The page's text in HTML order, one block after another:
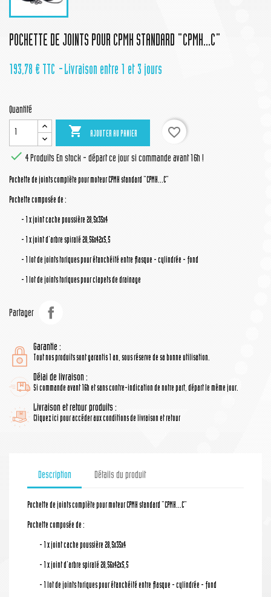
POCHETTE DE JOINTS POUR CPMH STANDARD "CPMH...C"
193,78 € TTC Livraison entre 1 et 3 jours
Quantité
 AJOUTER AU PANIER
favorite_border
 4 Produits En stock - départ ce jour si commande avant 16h !
Pochette de joints complète pour moteur CPMH standard "CPMH...C"
Pochette composée de :
- 1 x joint cache poussière 28,5x35x4
- 1 x joint d'arbre spiralé 28,56x42x5,5
- 1 lot de joints toriques pour étanchéité entre flasque - cylindrée - fond
- 1 lot de joints toriques pour clapets de drainage
Partager
Garantie :
Tout nos produits sont garantis 1 an, sous réserve de sa bonne utilisation.
Délai de livraison :
Si commande avant 16h et sans contre-indication de notre part, départ le même jour.
Livraison et retour produits :
Cliquez ici pour accéder aux conditions de livraison et retour
Description Détails du produit
Pochette de joints complète pour moteur CPMH standard "CPMH...C"
Pochette composée de :
- 1 x joint cache poussière 28,5x35x4
- 1 x joint d'arbre spiralé 28,56x42x5,5
- 1 lot de joints toriques pour étanchéité entre flasque - cylindrée - fond